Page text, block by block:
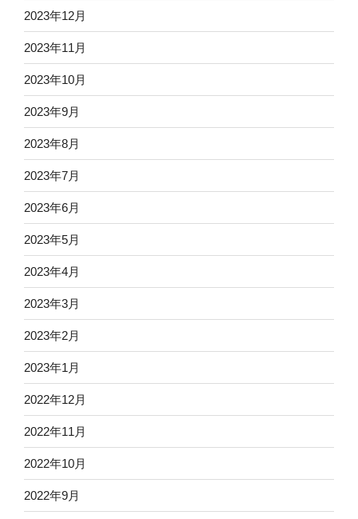
2023年12月
2023年11月
2023年10月
2023年9月
2023年8月
2023年7月
2023年6月
2023年5月
2023年4月
2023年3月
2023年2月
2023年1月
2022年12月
2022年11月
2022年10月
2022年9月